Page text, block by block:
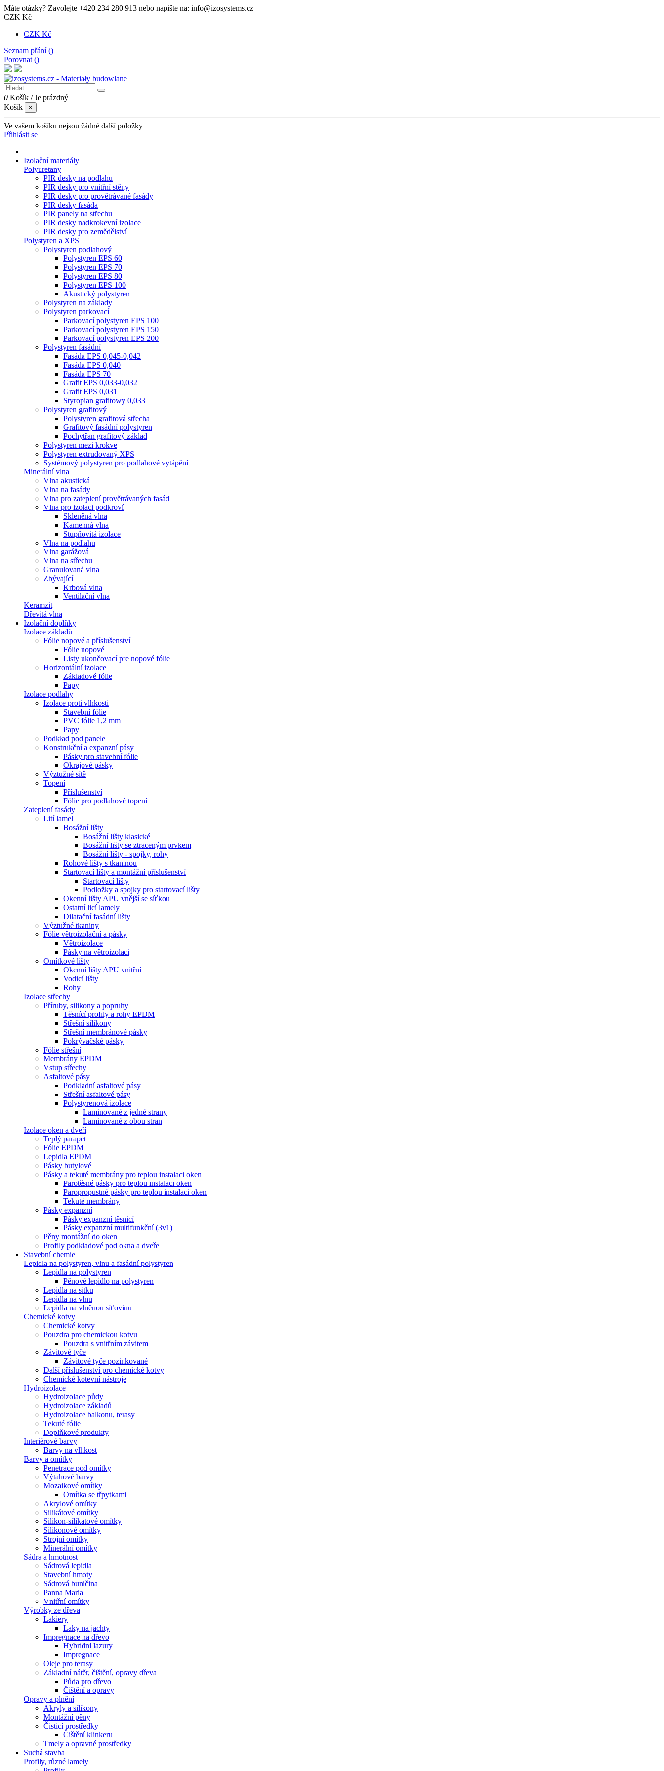
Máte otázky? Zavolejte +420 234 280 913 nebo napište na: info@izosystems.cz
CZK Kč
CZK Kč
Seznam přání ()
Porovnat ()
0 Košík /Je prázdný
Košík
×
Ve vašem košíku nejsou žádné další položky
Přihlásit se
Izolační materiály
Polyuretany
PIR desky na podlahu
PIR desky pro vnitřní stěny
PIR desky pro provětrávané fasády
PIR desky fasáda
PIR panely na střechu
PIR desky nadkrokevní izolace
PIR desky pro zemědělství
Polystyren a XPS
Polystyren podlahový
Polystyren EPS 60
Polystyren EPS 70
Polystyren EPS 80
Polystyren EPS 100
Akustický polystyren
Polystyren na základy
Polystyren parkovací
Parkovací polystyren EPS 100
Parkovací polystyren EPS 150
Parkovací polystyren EPS 200
Polystyren fasádní
Fasáda EPS 0,045-0,042
Fasáda EPS 0,040
Fasáda EPS 70
Grafit EPS 0,033-0,032
Grafit EPS 0,031
Styropian grafitowy 0,033
Polystyren grafitový
Polystyren grafitová střecha
Grafitový fasádní polystyren
Pochytřan grafitový základ
Polystyren mezi krokve
Polystyren extrudovaný XPS
Systémový polystyren pro podlahové vytápění
Minerální vlna
Vlna akustická
Vlna na fasády
Vlna pro zateplení provětrávaných fasád
Vlna pro izolaci podkroví
Skleněná vlna
Kamenná vlna
Stupňovitá izolace
Vlna na podlahu
Vlna garážová
Vlna na střechu
Granulovaná vlna
Zbývající
Krbová vlna
Ventilační vlna
Keramzit
Dřevitá vlna
Izolační doplňky
Izolace základů
Fólie nopové a příslušenství
Fólie nopové
Listy ukončovací pre nopové fólie
Horizontální izolace
Základové fólie
Papy
Izolace podlahy
Izolace proti vlhkosti
Stavební fólie
PVC fólie 1,2 mm
Papy
Podkład pod panele
Konstrukční a expanzní pásy
Pásky pro stavební fólie
Okrajové pásky
Výztužné sítě
Topení
Příslušenství
Fólie pro podlahové topení
Zateplení fasády
Lití lamel
Bosážní lišty
Bosážní lišty klasické
Bosážní lišty se ztraceným prvkem
Bosážní lišty - spojky, rohy
Rohové lišty s tkaninou
Startovací lišty a montážní příslušenství
Startovací lišty
Podložky a spojky pro startovací lišty
Okenní lišty APU vnější se síťkou
Ostatní licí lamely
Dilatační fasádní lišty
Výztužné tkaniny
Fólie větroizolační a pásky
Větroizolace
Pásky na větroizolaci
Omítkové lišty
Okenní lišty APU vnitřní
Vodicí lišty
Rohy
Izolace střechy
Příruby, silikony a popruhy
Těsnící profily a rohy EPDM
Střešní silikony
Střešní membránové pásky
Pokrývačské pásky
Fólie střešní
Membrány EPDM
Vstup střechy
Asfaltové pásy
Podkladní asfaltové pásy
Střešní asfaltové pásy
Polystyrenová izolace
Laminované z jedné strany
Laminované z obou stran
Izolace oken a dveří
Teplý parapet
Fólie EPDM
Lepidla EPDM
Pásky butylové
Pásky a tekuté membrány pro teplou instalaci oken
Parotěsné pásky pro teplou instalaci oken
Paropropustné pásky pro teplou instalaci oken
Tekuté membrány
Pásky expanzní
Pásky expanzní těsnicí
Pásky expanzní multifunkční (3v1)
Pěny montážní do oken
Profily podkladové pod okna a dveře
Stavební chemie
Lepidla na polystyren, vlnu a fasádní polystyren
Lepidla na polystyren
Pěnové lepidlo na polystyren
Lepidla na sítku
Lepidla na vlnu
Lepidla na vlněnou síťovinu
Chemické kotvy
Chemické kotvy
Pouzdra pro chemickou kotvu
Pouzdra s vnitřním závitem
Závitové tyče
Závitové tyče pozinkované
Další příslušenství pro chemické kotvy
Chemické kotevní nástroje
Hydroizolace
Hydroizolace půdy
Hydroizolace základů
Hydroizolace balkonu, terasy
Tekuté fólie
Doplňkové produkty
Interiérové barvy
Barvy na vlhkost
Barvy a omítky
Penetrace pod omítky
Výtahové barvy
Mozaikové omítky
Omítka se třpytkami
Akrylové omítky
Silikátové omítky
Silikon-silikátové omítky
Silikonové omítky
Strojní omítky
Minerální omítky
Sádra a hmotnost
Sádrová lepidla
Stavební hmoty
Sádrová buničina
Panna Maria
Vnitřní omítky
Výrobky ze dřeva
Lakiery
Laky na jachty
Impregnace na dřevo
Hybridní lazury
Impregnace
Oleje pro terasy
Základní nátěr, čištění, opravy dřeva
Půda pro dřevo
Čištění a opravy
Opravy a plnění
Akryly a silikony
Montážní pěny
Čisticí prostředky
Čištění klinkeru
Tmely a opravné prostředky
Suchá stavba
Profily, různé lamely